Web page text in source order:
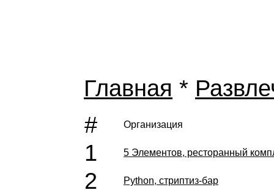
Главная *
#
Организация
1 5 Элементов, ресторанный
2 Python, стриптиз-бар